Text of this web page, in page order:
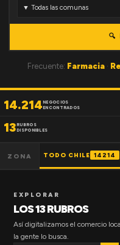
🔍
Frecuente: Farmacia ·
14.214NEGOCIOS
ENCONTRADOS
13RUBROS
DISPONIBLES
ZONA TODO CHILE 14214
EXPLORAR
LOS 13 RUBROS
Así digitalizamos el comercio
la gente lo busca.